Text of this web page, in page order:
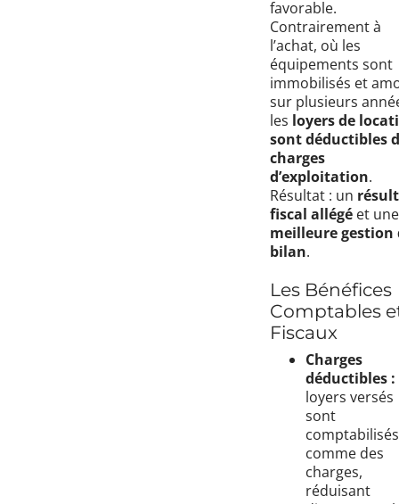
favorable.
Contrairement à
l’achat, où les
équipements sont
immobilisés et
sur plusieurs
les loyers de
sont déductibles
charges
d’exploitation.
Résultat : un
fiscal allégé et une
meilleure gestion
bilan.
Les Bénéfices
Comptables
Fiscaux
Charges
déductibles :
loyers versés
sont
comptabilisés
comme des
charges,
réduisant